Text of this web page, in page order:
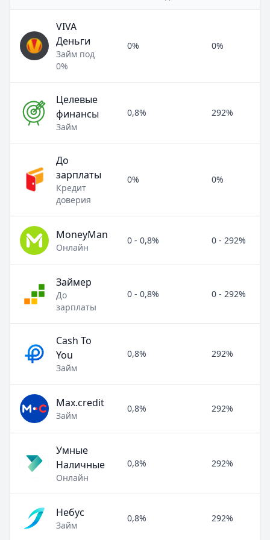
VIVA
Деньги
Займ под
0%
0% 0%
Целевые
финансы
Займ
0,8% 292%
До
зарплаты
Кредит
доверия
0% 0%
MoneyMan
Онлайн
0 - 0,8% 0 - 292%
Займер
До
зарплаты
0 - 0,8% 0 - 292%
Cash To
You
Займ
0,8% 292%
Max.credit
Займ
0,8% 292%
Умные
Наличные
Онлайн
0,8% 292%
Небус
Займ
0,8% 292%